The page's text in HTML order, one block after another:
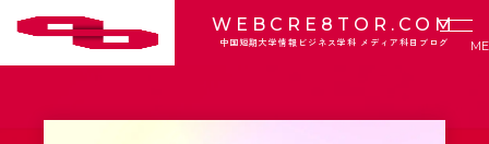
WEBCRE8TOR.COM
中国短期大学情報ビジネス学科 メディア科目ブログ